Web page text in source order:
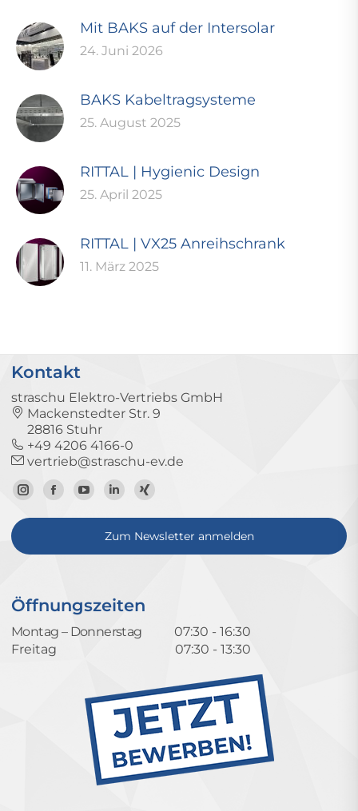
Mit BAKS auf der Intersolar
24. Juni 2026
BAKS Kabeltragsysteme
25. August 2025
RITTAL | Hygienic Design
25. April 2025
RITTAL | VX25 Anreihschrank
11. März 2025
Kontakt
straschu Elektro-Vertriebs GmbH
Mackenstedter Str. 9
28816 Stuhr
+49 4206 4166-0
vertrieb@straschu-ev.de
Zum
Instagram-
Zur
Facebook-
Zum
YouTube-
Kanal
Zum
LinkedIn-
Profil
Zum
Xing-
Profil
Zum Newsletter anmelden
Öffnungszeiten
Montag – Donnerstag
07:30 - 16:30
Freitag
07:30 - 13:30